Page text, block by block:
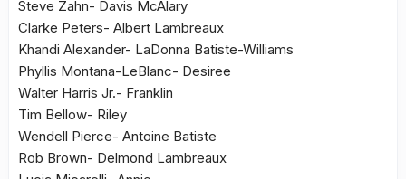
Steve Zahn- Davis McAlary
Clarke Peters- Albert Lambreaux
Khandi Alexander- LaDonna Batiste-Williams
Phyllis Montana-LeBlanc- Desiree
Walter Harris Jr.- Franklin
Tim Bellow- Riley
Wendell Pierce- Antoine Batiste
Rob Brown- Delmond Lambreaux